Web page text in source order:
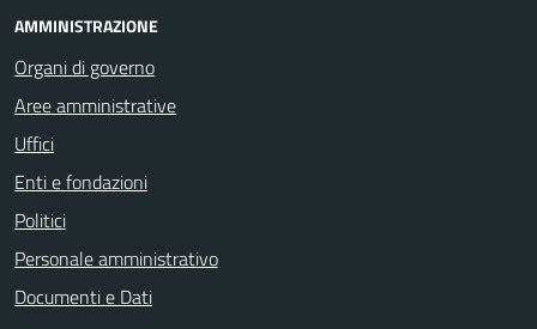
AMMINISTRAZIONE
Organi di governo
Aree amministrative
Uffici
Enti e fondazioni
Politici
Personale amministrativo
Documenti e Dati